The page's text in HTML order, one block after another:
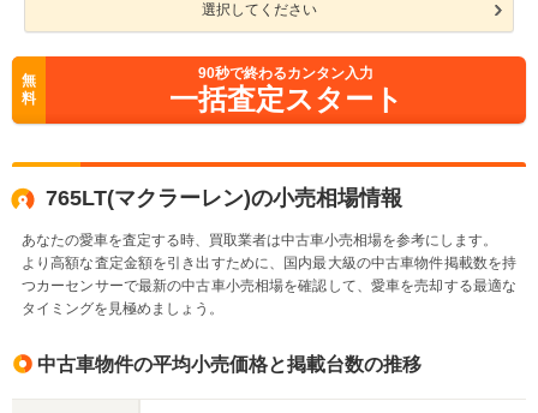
選択してください
無
料
90秒で終わるカンタン入力
一括査定スタート
765LT(マクラーレン)の小売相場情報
あなたの愛車を査定する時、買取業者は中古車小売相場を参考にします。
より高額な査定金額を引き出すために、国内最大級の中古車物件掲載数を持
つカーセンサーで最新の中古車小売相場を確認して、愛車を売却する最適な
タイミングを見極めましょう。
中古車物件の平均小売価格と掲載台数の推移